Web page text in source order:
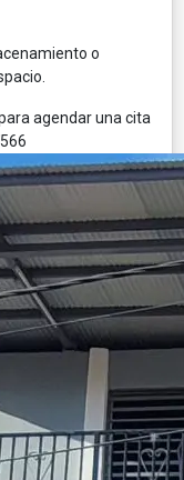
o
agendar una cita